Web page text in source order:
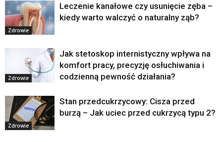
Zdrowie
Leczenie kanałowe czy usunięcie zęba –
kiedy warto walczyć o naturalny ząb?
Zdrowie
Jak stetoskop internistyczny wpływa na
komfort pracy, precyzję osłuchiwania i
codzienną pewność działania?
Zdrowie
Stan przedcukrzycowy: Cisza przed
burzą – Jak uciec przed cukrzycą typu 2?